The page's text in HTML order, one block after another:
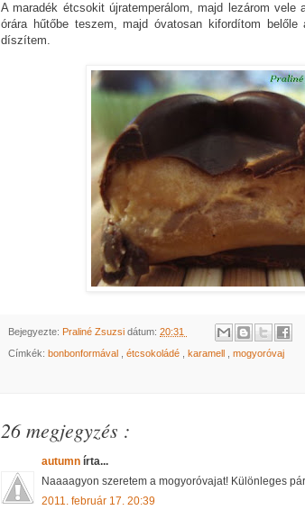
A maradék étcsokit újratemperálom, majd lezárom vele
órára hűtőbe teszem, majd óvatosan kifordítom belőle
díszítem.
Bejegyezte: Praliné Zsuzsi dátum: 20:31
Címkék: bonbonformával , étcsokoládé , karamell , mogyoróvaj
26 megjegyzés :
autumn írta...
Naaaagyon szeretem a mogyoróvajat! Különleges
2011. február 17. 20:39